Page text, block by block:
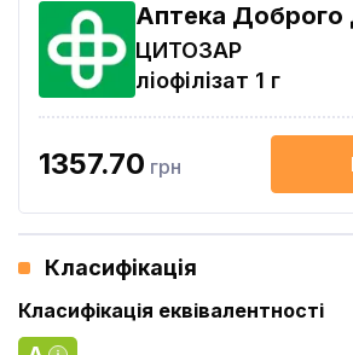
Аптека Доброго
ЦИТОЗАР
ліофілізат 1 г
1357.70 грн
Класифікація
Класифікація еквівалентності